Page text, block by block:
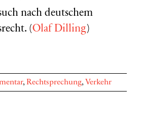
nach deutschem
(Olaf Dilling)
, Rechtsprechung, Verkehr